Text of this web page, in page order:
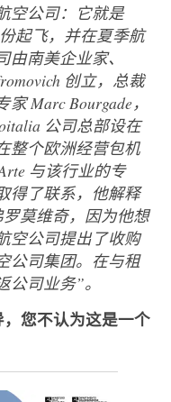
空公司：它就是
起飞，并在夏季航
南美企业家、
创立，总裁
Marc Bourgade，
公司总部设在
整个欧洲经营包机
与该行业的专
得了联系，他解释
莫维奇，因为他想
空公司提出了收购
公司集团。在与租
司业务”。
您不认为这是一个